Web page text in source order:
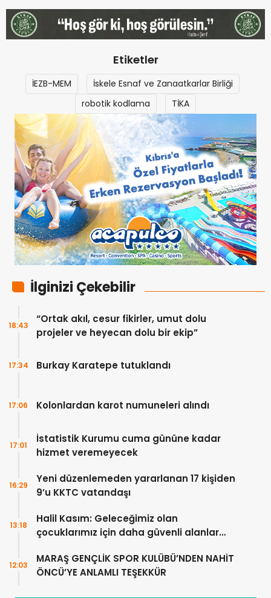
Etiketler
İEZB-MEM
İskele Esnaf ve Zanaatkarlar Birliği
robotik kodlama
TİKA
İlginizi Çekebilir
“Ortak akıl, cesur fikirler, umut dolu
projeler ve heyecan dolu bir ekip”
18:43
Burkay Karatepe tutuklandı
17:34
Kolonlardan karot numuneleri alındı
17:06
İstatistik Kurumu cuma gününe kadar
hizmet veremeyecek
17:01
Yeni düzenlemeden yararlanan 17 kişiden
9’u KKTC vatandaşı
16:29
Halil Kasım: Geleceğimiz olan
çocuklarımız için daha güvenli alanlar
13:18
MARAŞ GENÇLİK SPOR KULÜBÜ’NDEN NAHİT
ÖNCÜ’YE ANLAMLI TEŞEKKÜR
12:03